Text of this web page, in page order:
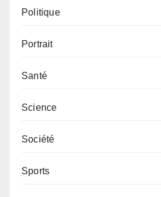
Politique
Portrait
Santé
Science
Société
Sports